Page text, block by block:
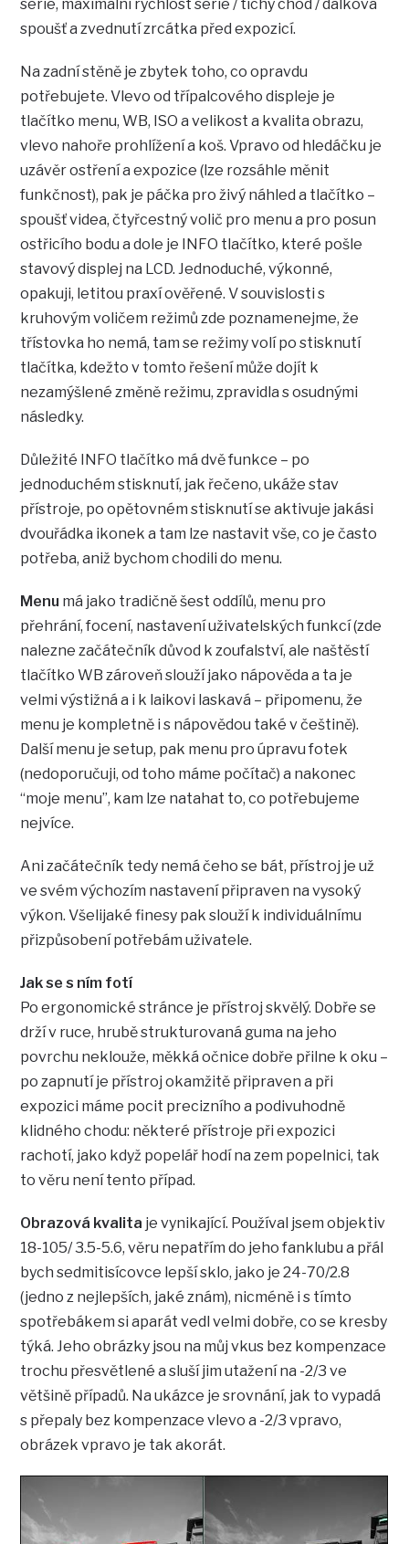
série, maximální rychlost série / tichý chod / dálková
spoušť a zvednutí zrcátka před expozicí.
Na zadní stěně je zbytek toho, co opravdu
potřebujete. Vlevo od třípalcového displeje je
tlačítko menu, WB, ISO a velikost a kvalita obrazu,
vlevo nahoře prohlížení a koš. Vpravo od hledáčku je
uzávěr ostření a expozice (lze rozsáhle měnit
funkčnost), pak je páčka pro živý náhled a tlačítko –
spoušť videa, čtyřcestný volič pro menu a pro posun
ostřicího bodu a dole je INFO tlačítko, které pošle
stavový displej na LCD. Jednoduché, výkonné,
opakuji, letitou praxí ověřené. V souvislosti s
kruhovým voličem režimů zde poznamenejme, že
třístovka ho nemá, tam se režimy volí po stisknutí
tlačítka, kdežto v tomto řešení může dojít k
nezamýšlené změně režimu, zpravidla s osudnými
následky.
Důležité INFO tlačítko má dvě funkce – po
jednoduchém stisknutí, jak řečeno, ukáže stav
přístroje, po opětovném stisknutí se aktivuje jakási
dvouřádka ikonek a tam lze nastavit vše, co je často
potřeba, aniž bychom chodili do menu.
Menu má jako tradičně šest oddílů, menu pro
přehrání, focení, nastavení uživatelských funkcí (zde
nalezne začátečník důvod k zoufalství, ale naštěstí
tlačítko WB zároveň slouží jako nápověda a ta je
velmi výstižná a i k laikovi laskavá – připomenu, že
menu je kompletně i s nápovědou také v češtině).
Další menu je setup, pak menu pro úpravu fotek
(nedoporučuji, od toho máme počítač) a nakonec
“moje menu”, kam lze natahat to, co potřebujeme
nejvíce.
Ani začátečník tedy nemá čeho se bát, přístroj je už
ve svém výchozím nastavení připraven na vysoký
výkon. Všelijaké finesy pak slouží k individuálnímu
přizpůsobení potřebám uživatele.
Jak se s ním fotí
Po ergonomické stránce je přístroj skvělý. Dobře se
drží v ruce, hrubě strukturovaná guma na jeho
povrchu neklouže, měkká očnice dobře přilne k oku –
po zapnutí je přístroj okamžitě připraven a při
expozici máme pocit precizního a podivuhodně
klidného chodu: některé přístroje při expozici
rachotí, jako když popelář hodí na zem popelnici, tak
to věru není tento případ.
Obrazová kvalita je vynikající. Používal jsem objektiv
18-105/ 3.5-5.6, věru nepatřím do jeho fanklubu a přál
bych sedmitisícovce lepší sklo, jako je 24-70/2.8
(jedno z nejlepších, jaké znám), nicméně i s tímto
spotřebákem si aparát vedl velmi dobře, co se kresby
týká. Jeho obrázky jsou na můj vkus bez kompenzace
trochu přesvětlené a sluší jim utažení na -2/3 ve
většině případů. Na ukázce je srovnání, jak to vypadá
s přepaly bez kompenzace vlevo a -2/3 vpravo,
obrázek vpravo je tak akorát.